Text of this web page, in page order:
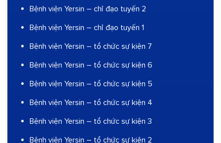
Bệnh viện Yersin – chỉ đạo tuyến 2
Bệnh viện Yersin – chỉ đạo tuyến 1
Bệnh viện Yersin – tổ chức sự kiện 7
Bệnh viện Yersin – tổ chức sự kiện 6
Bệnh viện Yersin – tổ chức sự kiện 5
Bệnh viện Yersin – tổ chức sự kiện 4
Bệnh viện Yersin – tổ chức sự kiện 3
Bệnh viện Yersin – tổ chức sự kiện 2